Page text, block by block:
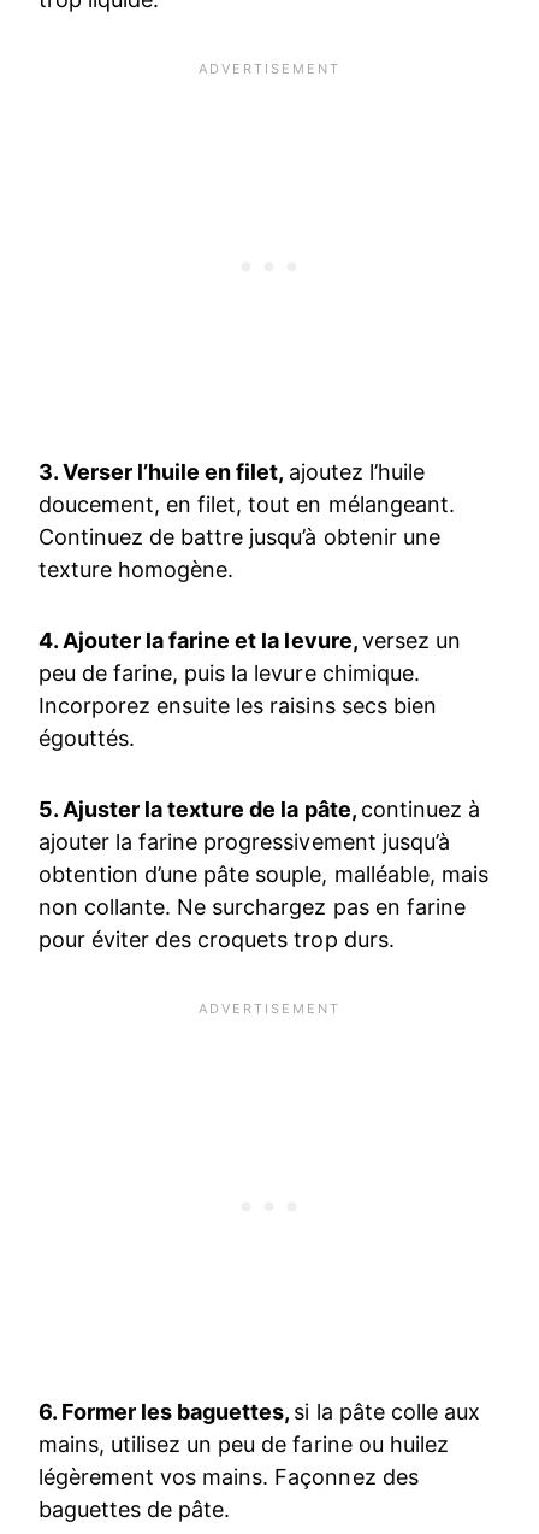
3. Verser l’huile en filet, ajoutez l’huile
doucement, en filet, tout en mélangeant.
Continuez de battre jusqu’à obtenir une
texture homogène.
4. Ajouter la farine et la levure,versez un
peu de farine, puis la levure chimique.
Incorporez ensuite les raisins secs bien
égouttés.
5. Ajuster la texture de la pâte, continuez à
ajouter la farine progressivement jusqu’à
obtention d’une pâte souple, malléable, mais
non collante. Ne surchargez pas en farine
pour éviter des croquets trop durs.
6. Former les baguettes, si la pâte colle aux
mains, utilisez un peu de farine ou huilez
légèrement vos mains. Façonnez des
baguettes de pâte.